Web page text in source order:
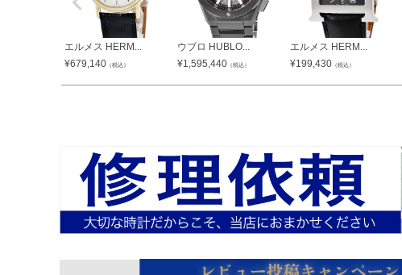
エルメス HERM...
¥679,140 （税込）
ウブロ HUBLO...
¥1,595,440 （税込）
エルメス HERM...
¥199,430 （税込）